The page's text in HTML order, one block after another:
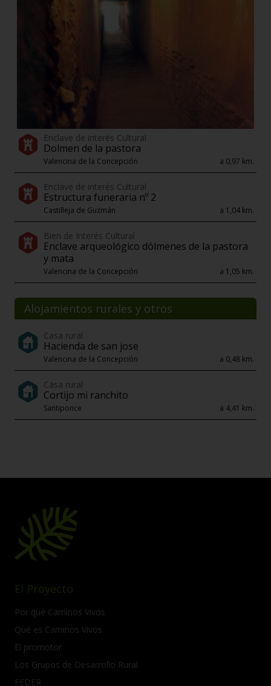
Enclave de interés Cultural
Dolmen de la pastora
Valencina de la Concepción a 0,97 km.
Enclave de interés Cultural
Estructura funeraria nº 2
Castilleja de Guzmán a 1,04 km.
Bien de Interés Cultural
Enclave arqueológico dólmenes de la pastora
y mata
Valencina de la Concepción a 1,05 km.
Alojamientos rurales y otros
Casa rural
Hacienda de san jose
Valencina de la Concepción a 0,48 km.
Casa rural
Cortijo mi ranchito
Santiponce a 4,41 km.
El Proyecto
Por qué Caminos Vivos
Qué es Caminos Vivos
El promotor
Los Grupos de Desarrollo Rural
FEDER